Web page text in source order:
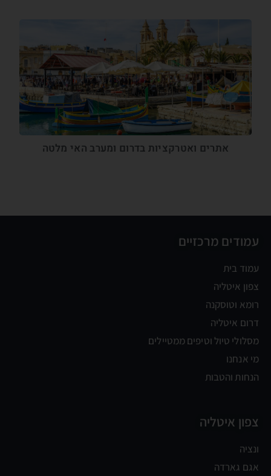
אתרים ואטרקציות בדרום ומערב האי מלטה
עמודים מרכזיים
עמוד בית
צפון איטליה
רומא וטוסקנה
דרום איטליה
מסלולי טיול וטיפים ממטיילים
מי אנחנו
הנחות והטבות
צפון איטליה
ונציה
אגם גארדה